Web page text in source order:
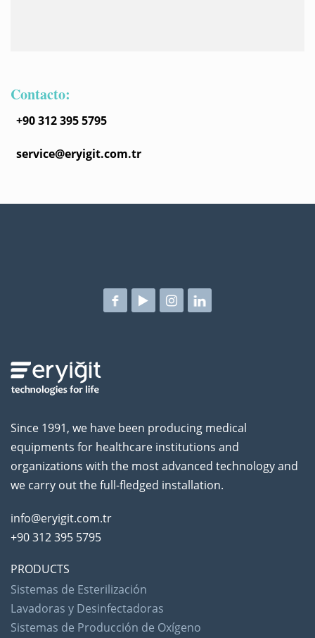
Contacto:
+90 312 395 5795
service@eryigit.com.tr
Since 1991, we have been producing medical
equipments for healthcare institutions and
organizations with the most advanced technology and
we carry out the full-fledged installation.
info@eryigit.com.tr
+90 312 395 5795
PRODUCTS
Sistemas de Esterilización
Lavadoras y Desinfectadoras
Sistemas de Producción de Oxígeno